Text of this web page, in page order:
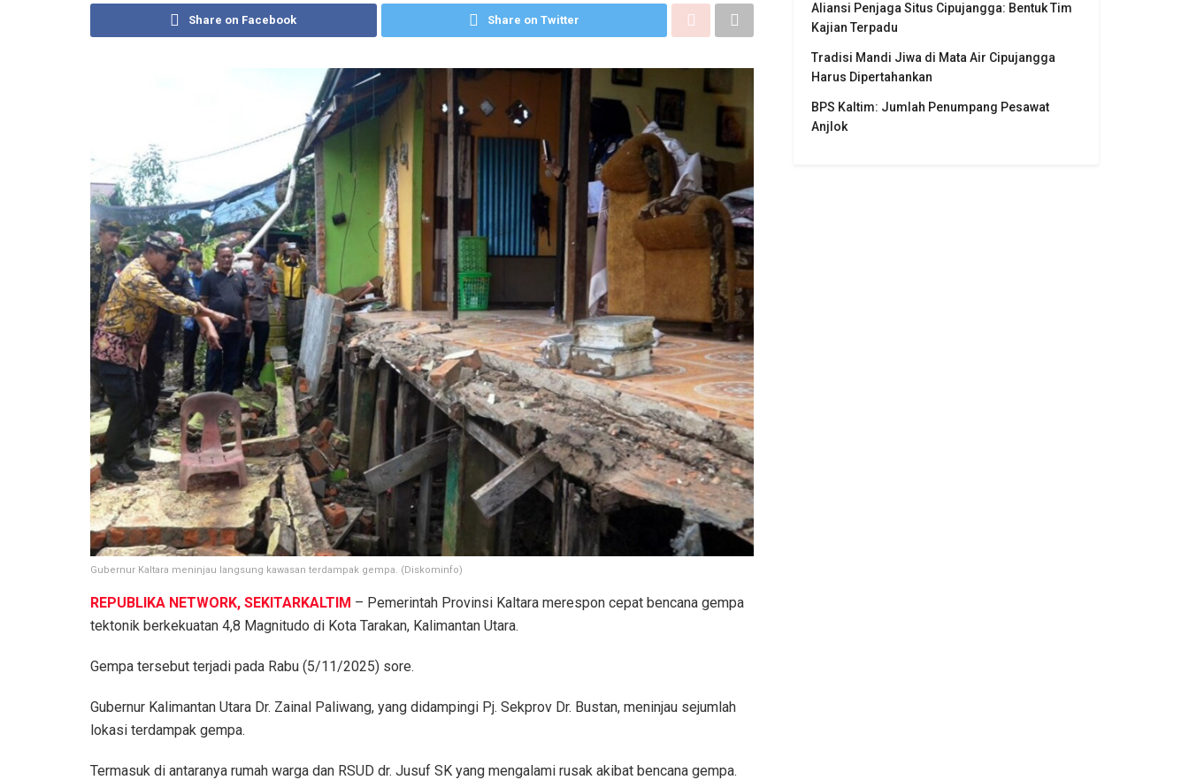
Share on Facebook Share on Twitter
Gubernur Kaltara meninjau langsung kawasan terdampak gempa. (Diskominfo)
REPUBLIKA NETWORK, SEKITARKALTIM – Pemerintah Provinsi Kaltara merespon cepat bencana gempa
tektonik berkekuatan 4,8 Magnitudo di Kota Tarakan, Kalimantan Utara.
Gempa tersebut terjadi pada Rabu (5/11/2025) sore.
Gubernur Kalimantan Utara Dr. Zainal Paliwang, yang didampingi Pj. Sekprov Dr. Bustan, meninjau sejumlah
lokasi terdampak gempa.
Termasuk di antaranya rumah warga dan RSUD dr. Jusuf SK yang mengalami rusak akibat bencana gempa.
Aliansi Penjaga Situs Cipujangga: Bentuk Tim
Kajian Terpadu
Tradisi Mandi Jiwa di Mata Air Cipujangga
Harus Dipertahankan
BPS Kaltim: Jumlah Penumpang Pesawat
Anjlok